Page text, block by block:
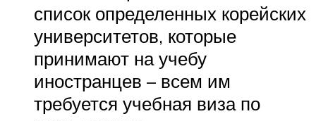
список определенных корейских
университетов, которые
принимают на учебу
иностранцев – всем им
требуется учебная виза по